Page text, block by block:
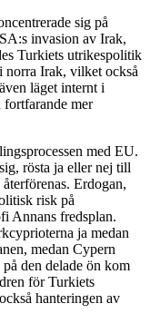
sig på
invasion av Irak,
Turkiets utrikespolitik
norra Irak, vilket också
läget internt i
mer
med EU.
rösta ja eller nej till
Erdogan,
risk på
Annans fredsplan.
ja medan
medan Cypern
den delade ön kom
för Turkiets
hanteringen av